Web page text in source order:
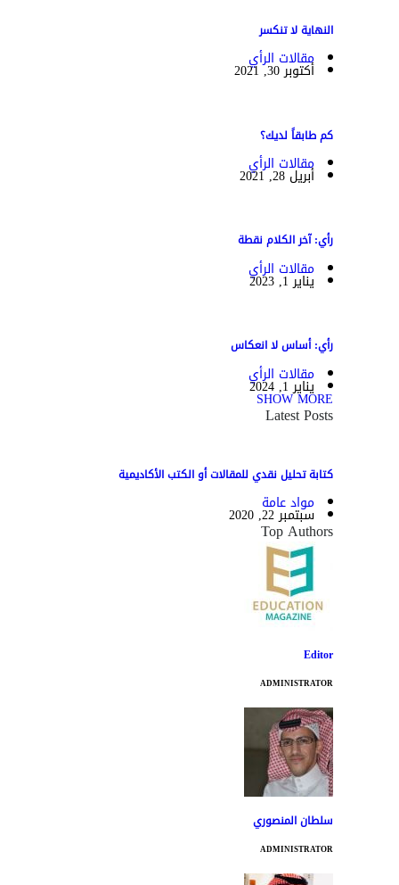
النهاية لا تنكسر
مقالات الرأي
أكتوبر 30, 2021
كم طابقاً لديك؟
مقالات الرأي
أبريل 28, 2021
رأي: آخر الكلام نقطة
مقالات الرأي
يناير 1, 2023
رأي: أساس لا انعكاس
مقالات الرأي
يناير 1, 2024
SHOW MORE
Latest Posts
كتابة تحليل نقدي للمقالات أو الكتب الأكاديمية
مواد عامة
سبتمبر 22, 2020
Top Authors
Editor
ADMINISTRATOR
سلطان المنصوري
ADMINISTRATOR